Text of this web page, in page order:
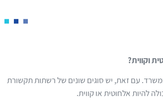
וקווית?
עם זאת, יש סוגים שונים של רשתות תקשורת
להיות אלחוטית או קווית.